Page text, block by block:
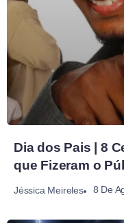
Dia dos Pais | 8
que Fizeram o
Jéssica Meireles 8 De